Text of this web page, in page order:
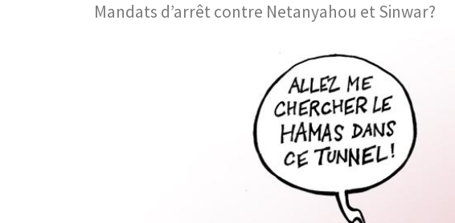
Mandats d’arrêt contre Netanyahou et Sinwar?